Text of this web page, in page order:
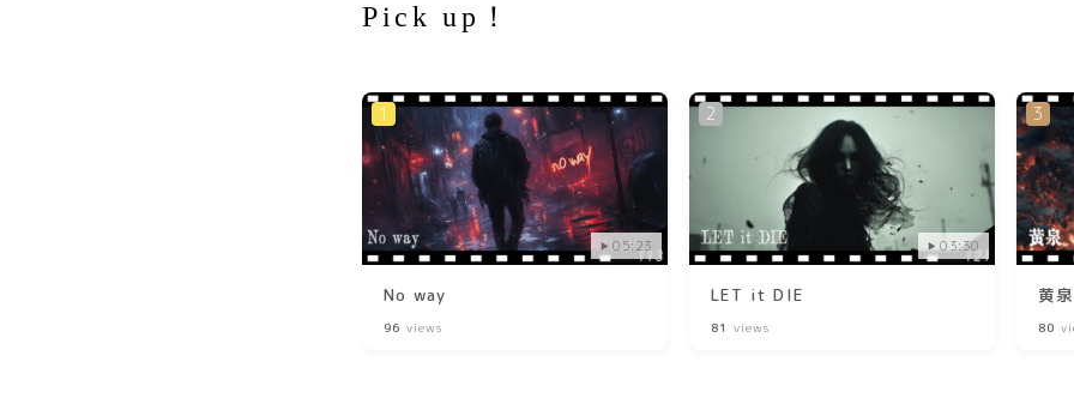
Pick up！
05:23
No way
96 views
03:30
LET it DIE
81 views
黄泉
80